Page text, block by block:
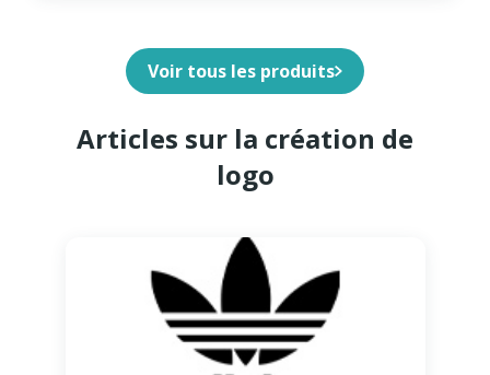
Voir tous les produits
Articles sur la création de
logo